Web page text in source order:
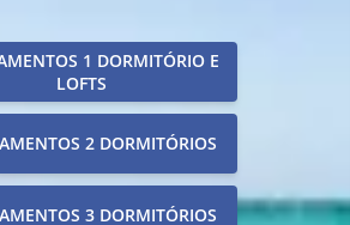
1 DORMITÓRIO E
LOFTS
2 DORMITÓRIOS
3 DORMITÓRIOS